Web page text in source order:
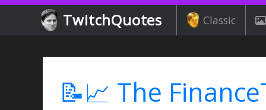
TwitchQuotes Classic
📝📈 The